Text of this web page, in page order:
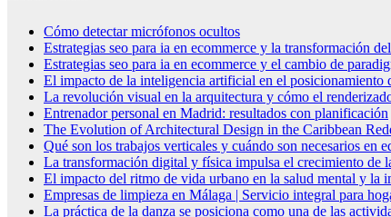
Cómo detectar micrófonos ocultos
Estrategias seo para ia en ecommerce y la transformación
Estrategias seo para ia en ecommerce y el cambio de
El impacto de la inteligencia artificial en el posicionamiento
La revolución visual en la arquitectura y cómo el
Entrenador personal en Madrid: resultados con planificación
The Evolution of Architectural Design in the Caribbean
Qué son los trabajos verticales y cuándo son necesarios en
La transformación digital y física impulsa el crecimiento de
El impacto del ritmo de vida urbano en la salud mental y la
Empresas de limpieza en Málaga | Servicio integral para
La práctica de la danza se posiciona como una de las